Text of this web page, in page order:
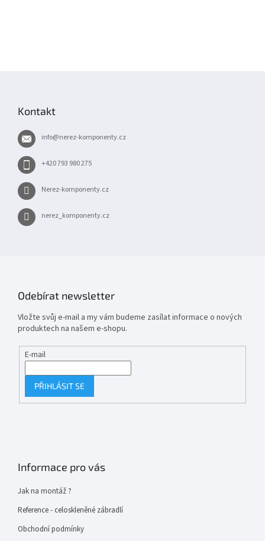
Kontakt
info@nerez-komponenty.cz
+420 793 980 275
Nerez-komponenty.cz
nerez_komponenty.cz
Odebírat newsletter
Vložte svůj e-mail a my vám budeme zasílat informace o nových
produktech na našem e-shopu.
E-mail
PŘIHLÁSIT SE
Informace pro vás
Jak na montáž ?
Reference - celoskleněné zábradlí
Obchodní podmínky